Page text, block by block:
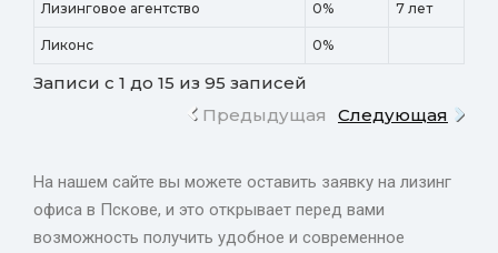
Лизинговое агентство 0% 7 лет
Ликонс 0%
Записи с 1 до 15 из 95 записей
Предыдущая
Следующая
На нашем сайте вы можете оставить заявку на лизинг
офиса в Пскове, и это открывает перед вами
возможность получить удобное и современное